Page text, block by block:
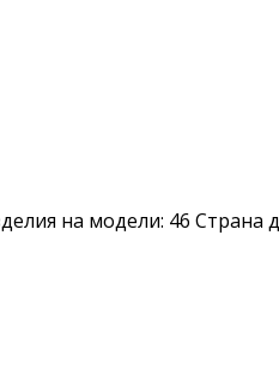
на модели: 46 Страна